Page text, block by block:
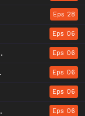
Eps 28
Eps 06
Eps 06
Eps 06
Eps 06
Eps 06